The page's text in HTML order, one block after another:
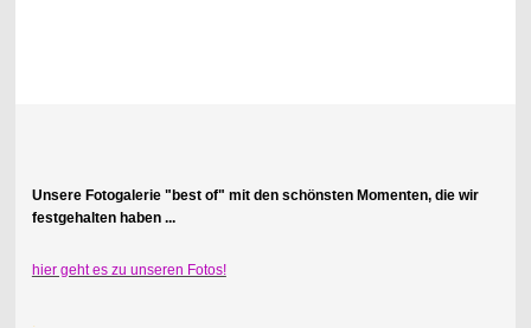
Unsere Fotogalerie "best of" mit den schönsten Momenten, die wir
festgehalten haben ...
hier geht es zu unseren Fotos!
.